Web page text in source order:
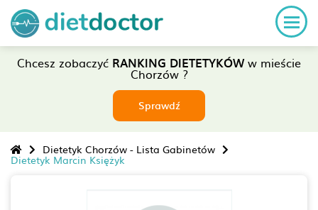
Chcesz zobaczyć RANKING DIETETYKÓWw mieście
Chorzów ?
Sprawdź
Dietetyk Chorzów - Lista Gabinetów
Dietetyk Marcin Księżyk